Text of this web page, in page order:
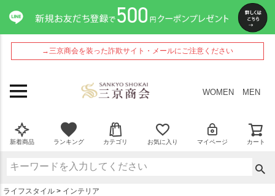
→三京商会を装った詐欺サイト・メールにご注意ください
WOMEN MEN
新着商品 ランキング カテゴリ お気に入り マイページ カート
ライフスタイル インテリア
ペー
ジト
ップ
へ